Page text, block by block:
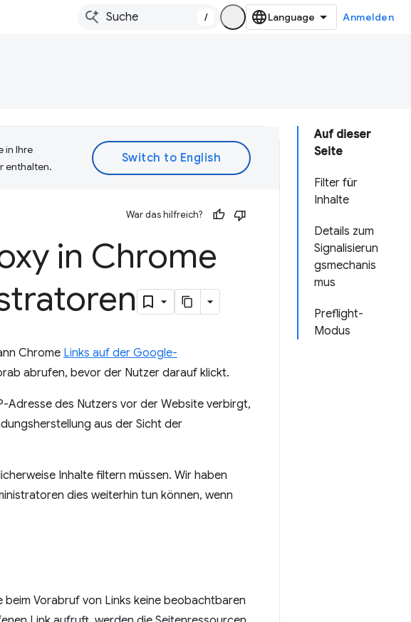
/ Anmelden
Auf dieser
Seite
Filter für
Inhalte
Details zum
Signalisierun
gsmechanis
mus
Preflight-
Modus
in Ihre
enthalten.
War das hilfreich?
in Chrome
Chrome Links auf der Google-
abrufen, bevor der Nutzer darauf klickt.
Adresse des Nutzers vor der Website verbirgt,
aus der Sicht der
Inhalte filtern müssen. Wir haben
dies weiterhin tun können, wenn
Vorabruf von Links keine beobachtbaren